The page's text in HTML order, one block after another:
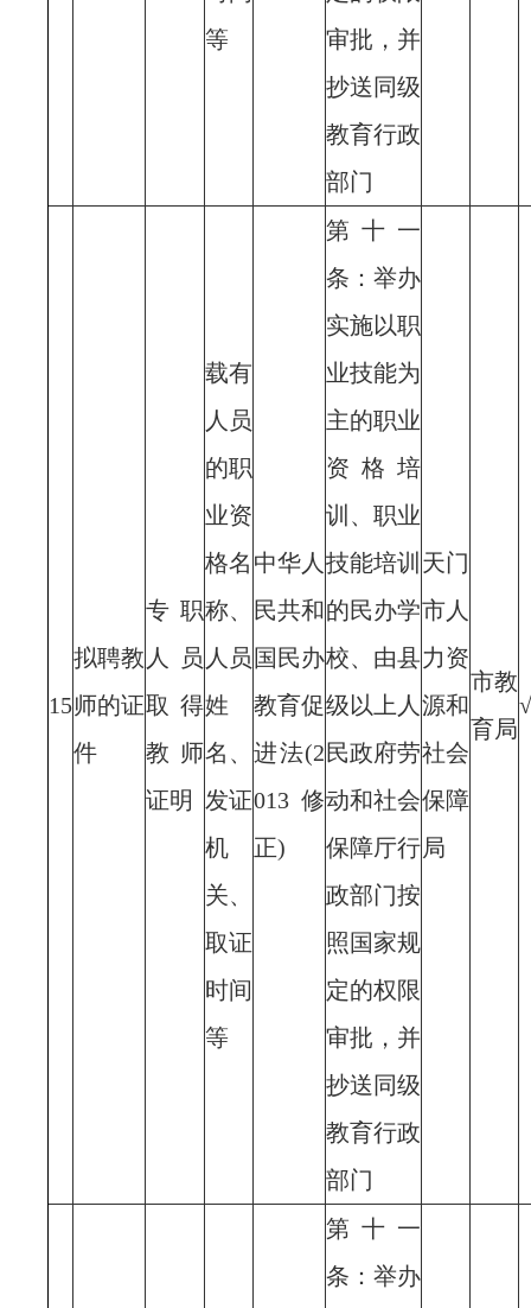
等
审批，并
抄送同级
教育行政
部门
15
拟聘教
师的证
件
专职
人员
取得
教师
证明
载有
人员
的职
业资
格名
称、
人员
姓
名、
发证
机
关、
取证
时间
等
中华人
民共和
国民办
教育促
进法(2
013修
正)
第十一
条：举办
实施以职
业技能为
主的职业
资格培
训、职业
技能培训
的民办学
校、由县
级以上人
民政府劳
动和社会
保障厅行
政部门按
照国家规
定的权限
审批，并
抄送同级
教育行政
部门
天门
市人
力资
源和
社会
保障
局
市教
育局
√
第十一
条：举办